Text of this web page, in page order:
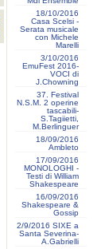
18/10/2016
Casa Scelsi -
Serata musicale
con Michele
Marelli
3/10/2016
EmuFest 2016-
VOCI di
J.Chowning
37. Festival
N.S.M. 2 operine
tascabili-
S.Tagiietti,
M.Berlinguer
18/09/2016
Ambleto
17/09/2016
MONOLOGHI -
Testi di William
Shakespeare
16/09/2016
Shakespeare &
Gossip
2/9/2016 SIXE a
Santa Severina-
A.Gabrielli